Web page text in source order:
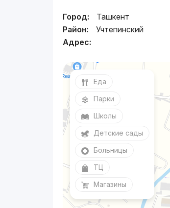
Город:
Ташкент
Район:
Учтепинский
Адрес:
Еда
Парки
Школы
Детские сады
Больницы
ТЦ
Магазины